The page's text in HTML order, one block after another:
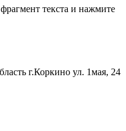
текста и нажмите
г.Коркино ул. 1мая, 24